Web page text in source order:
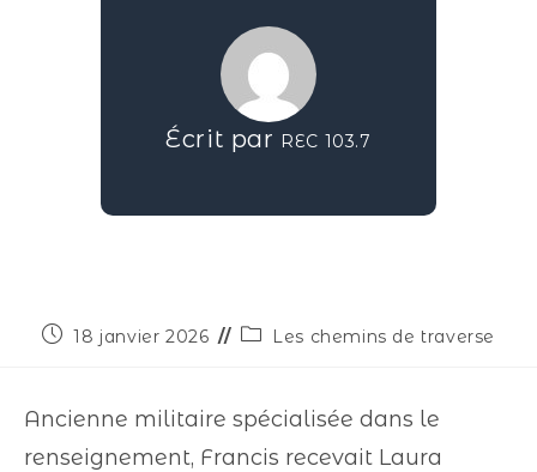
Écrit par REC 103.7
18 janvier 2026 Les chemins de traverse
Ancienne militaire spécialisée dans le
renseignement, Francis recevait Laura